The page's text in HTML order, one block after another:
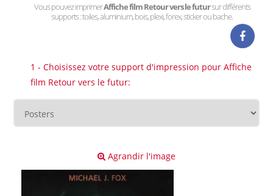
Vous pouvez imprimerAffiche film Retour vers le futursur différents
supports : toiles, aluminium, bois, plexi, forex, sticker ou bache.
1 - Choisissez votre support d'impression pour Affiche
film Retour vers le futur:
Agrandir l'image